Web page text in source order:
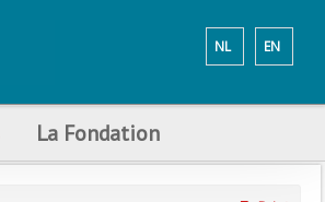
EN
NL
La Fondation